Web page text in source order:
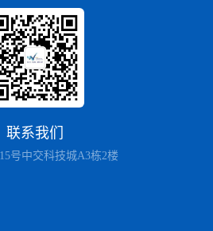
联系我们
号中交科技城A3栋2楼